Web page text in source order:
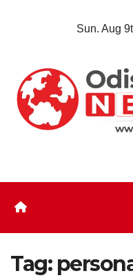
Sun. Aug
Tag: